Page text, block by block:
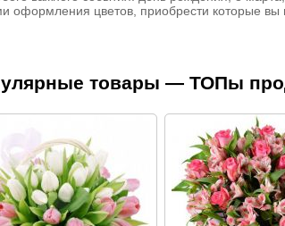
оформления цветов, приобрести которые вы
товары — ТОПы